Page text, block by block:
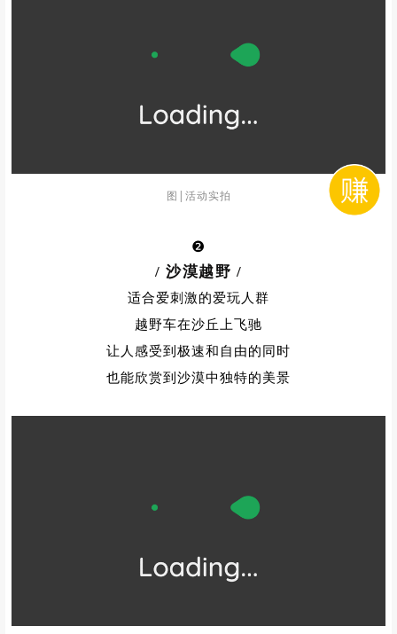
❷
/ 沙漠越野/
适合爱刺激的爱玩人群
越野车在沙丘上飞驰
让人感受到极速和自由的同时
也能欣赏到沙漠中独特的美景